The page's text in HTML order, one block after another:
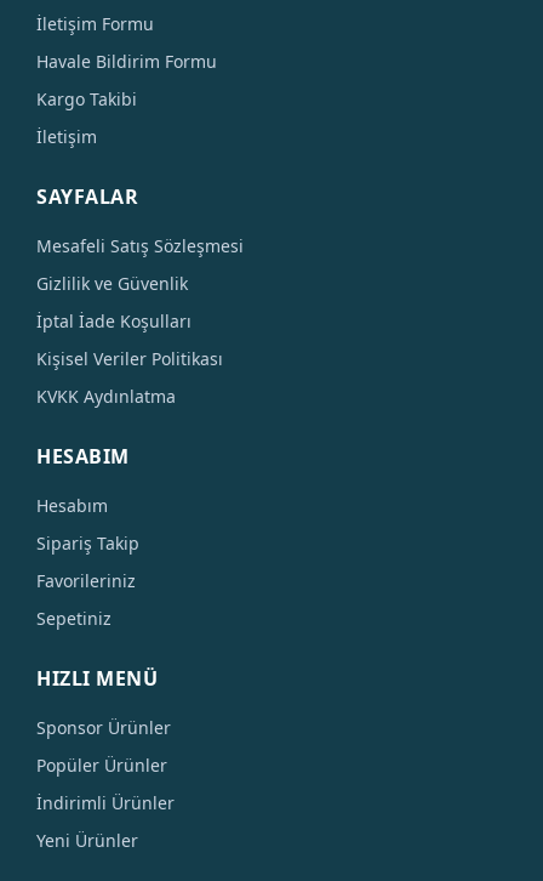
İletişim Formu
Havale Bildirim Formu
Kargo Takibi
İletişim
SAYFALAR
Mesafeli Satış Sözleşmesi
Gizlilik ve Güvenlik
İptal İade Koşulları
Kişisel Veriler Politikası
KVKK Aydınlatma
HESABIM
Hesabım
Sipariş Takip
Favorileriniz
Sepetiniz
HIZLI MENÜ
Sponsor Ürünler
Popüler Ürünler
İndirimli Ürünler
Yeni Ürünler